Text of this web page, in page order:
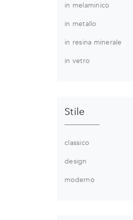
in melaminico
in metallo
in resina minerale
in vetro
Stile
classico
design
moderno